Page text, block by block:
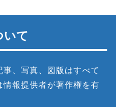
て
、写真、図版はすべて
報提供者が著作権を有